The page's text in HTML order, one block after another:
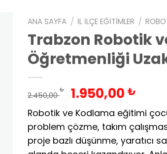
ANA SAYFA / İL İLÇE EĞITIMLER /
Trabzon Robotik
Öğretmenliği
2.450,00
₺ Orijinal
fiyat:
2.450,00 ₺.
1.950,00 ₺Şu
Robotik ve Kodlama eğitimi
problem çözme, takım
proje bazlı düşünme, yaratıcı